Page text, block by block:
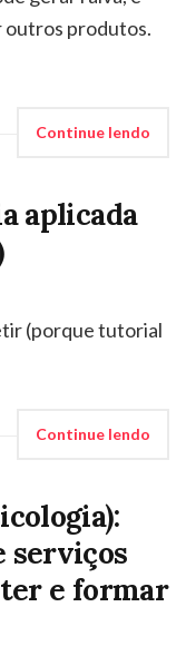
outros produtos.
Continue lendo
aplicada
(porque tutorial
Continue lendo
serviços
e formar